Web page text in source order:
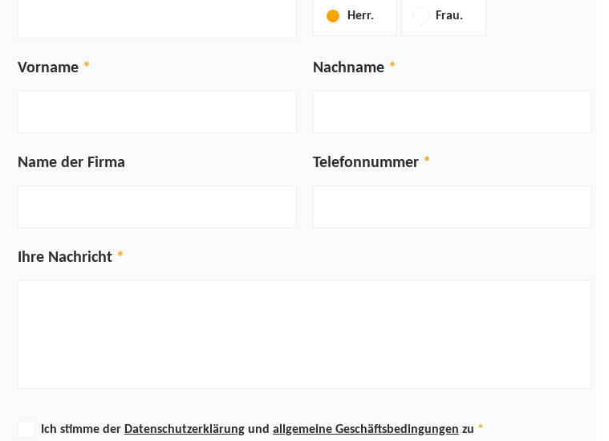
Herr. Frau.
Vorname Nachname
Name der Firma Telefonnummer
Ihre Nachricht
Ich stimme der Datenschutzerklärung und allgemeine Geschäftsbedingungen zu *